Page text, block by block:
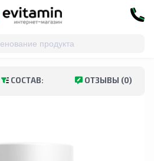
Витамины и минералы
СОСТАВ: ОТЗЫВЫ (0)